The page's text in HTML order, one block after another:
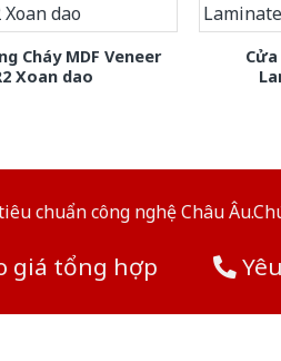
Cháy MDF Veneer
Xoan dao
Cửa
chuẩn công nghệ Châu
giá tổng hợp